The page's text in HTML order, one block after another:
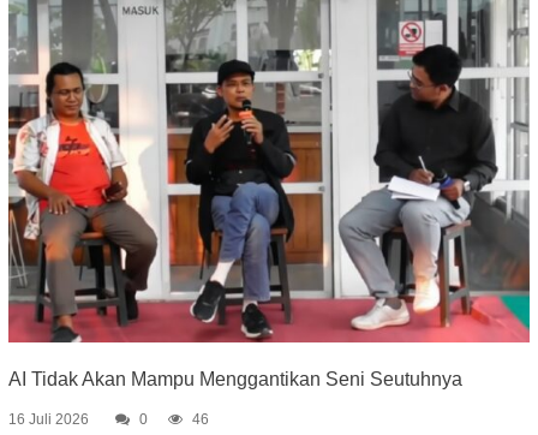
AI Tidak Akan Mampu Menggantikan Seni Seutuhnya
16 Juli 2026 0 46